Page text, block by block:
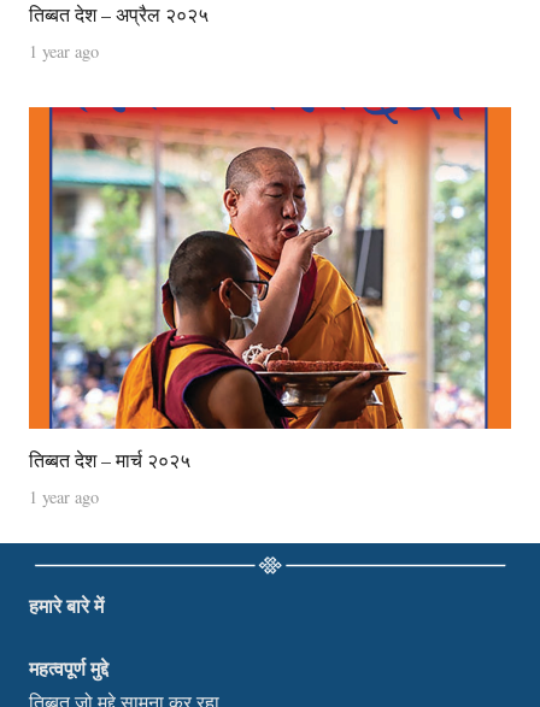
तिब्बत देश – अप्रैल २०२५
1 year ago
तिब्बत देश – मार्च २०२५
1 year ago
हमारे बारे में
महत्वपूर्ण मुद्दे
तिब्बत जो मुद्दे सामना कर रहा